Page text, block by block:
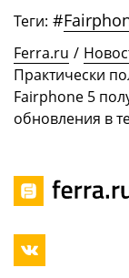
Теги: #
Ferra.ru /
Практически
Fairphone 5
обновления в